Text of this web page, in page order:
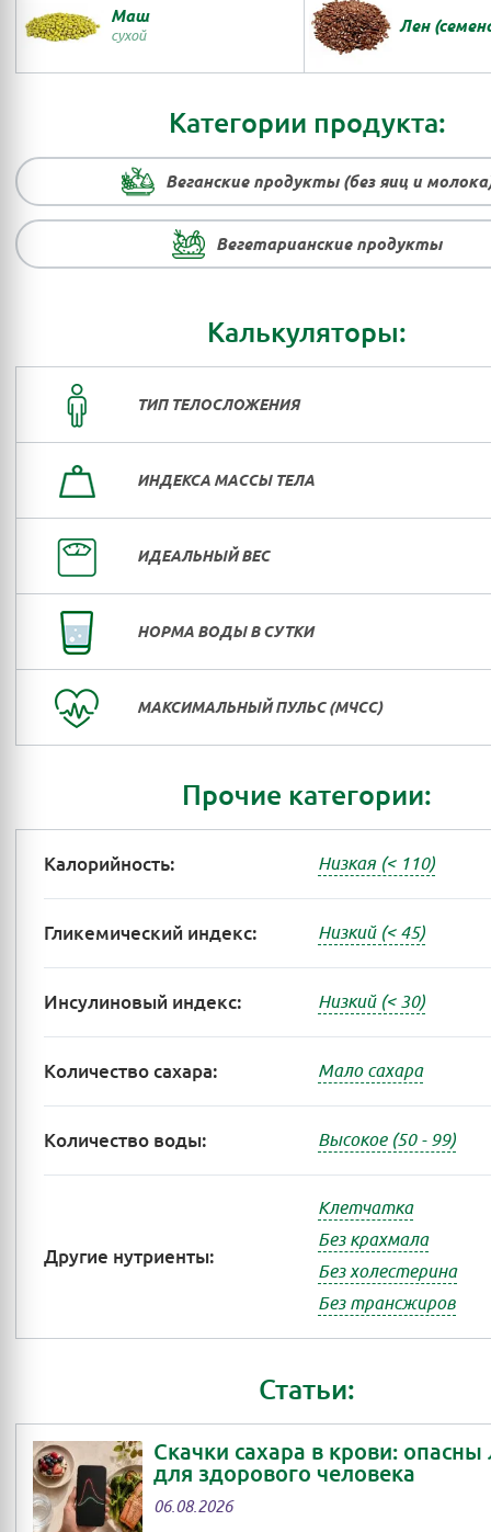
Маш
сухой Лен
Категории продукта:
Веганские продукты (без яиц и
Вегетарианские продукты
Калькуляторы:
ТИП ТЕЛОСЛОЖЕНИЯ
ИНДЕКСА МАССЫ ТЕЛА
ИДЕАЛЬНЫЙ ВЕС
НОРМА ВОДЫ В СУТКИ
МАКСИМАЛЬНЫЙ ПУЛЬС (МЧСС)
Прочие категории:
Калорийность: Низкая (< 110)
Гликемический индекс: Низкий (< 45)
Инсулиновый индекс: Низкий (< 30)
Количество сахара: Мало сахара
Количество воды: Высокое (50 - 99)
Другие нутриенты:
Клетчатка
Без крахмала
Без холестерина
Без трансжиров
Статьи:
Скачки сахара в крови: опасны
для здорового человека
06.08.2026